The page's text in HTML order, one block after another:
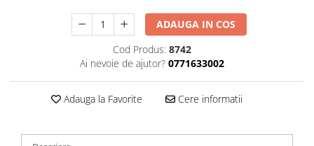
ADAUGA IN COS
Cod Produs: 8742
Ai nevoie de ajutor? 0771633002
Adauga la Favorite Cere informatii